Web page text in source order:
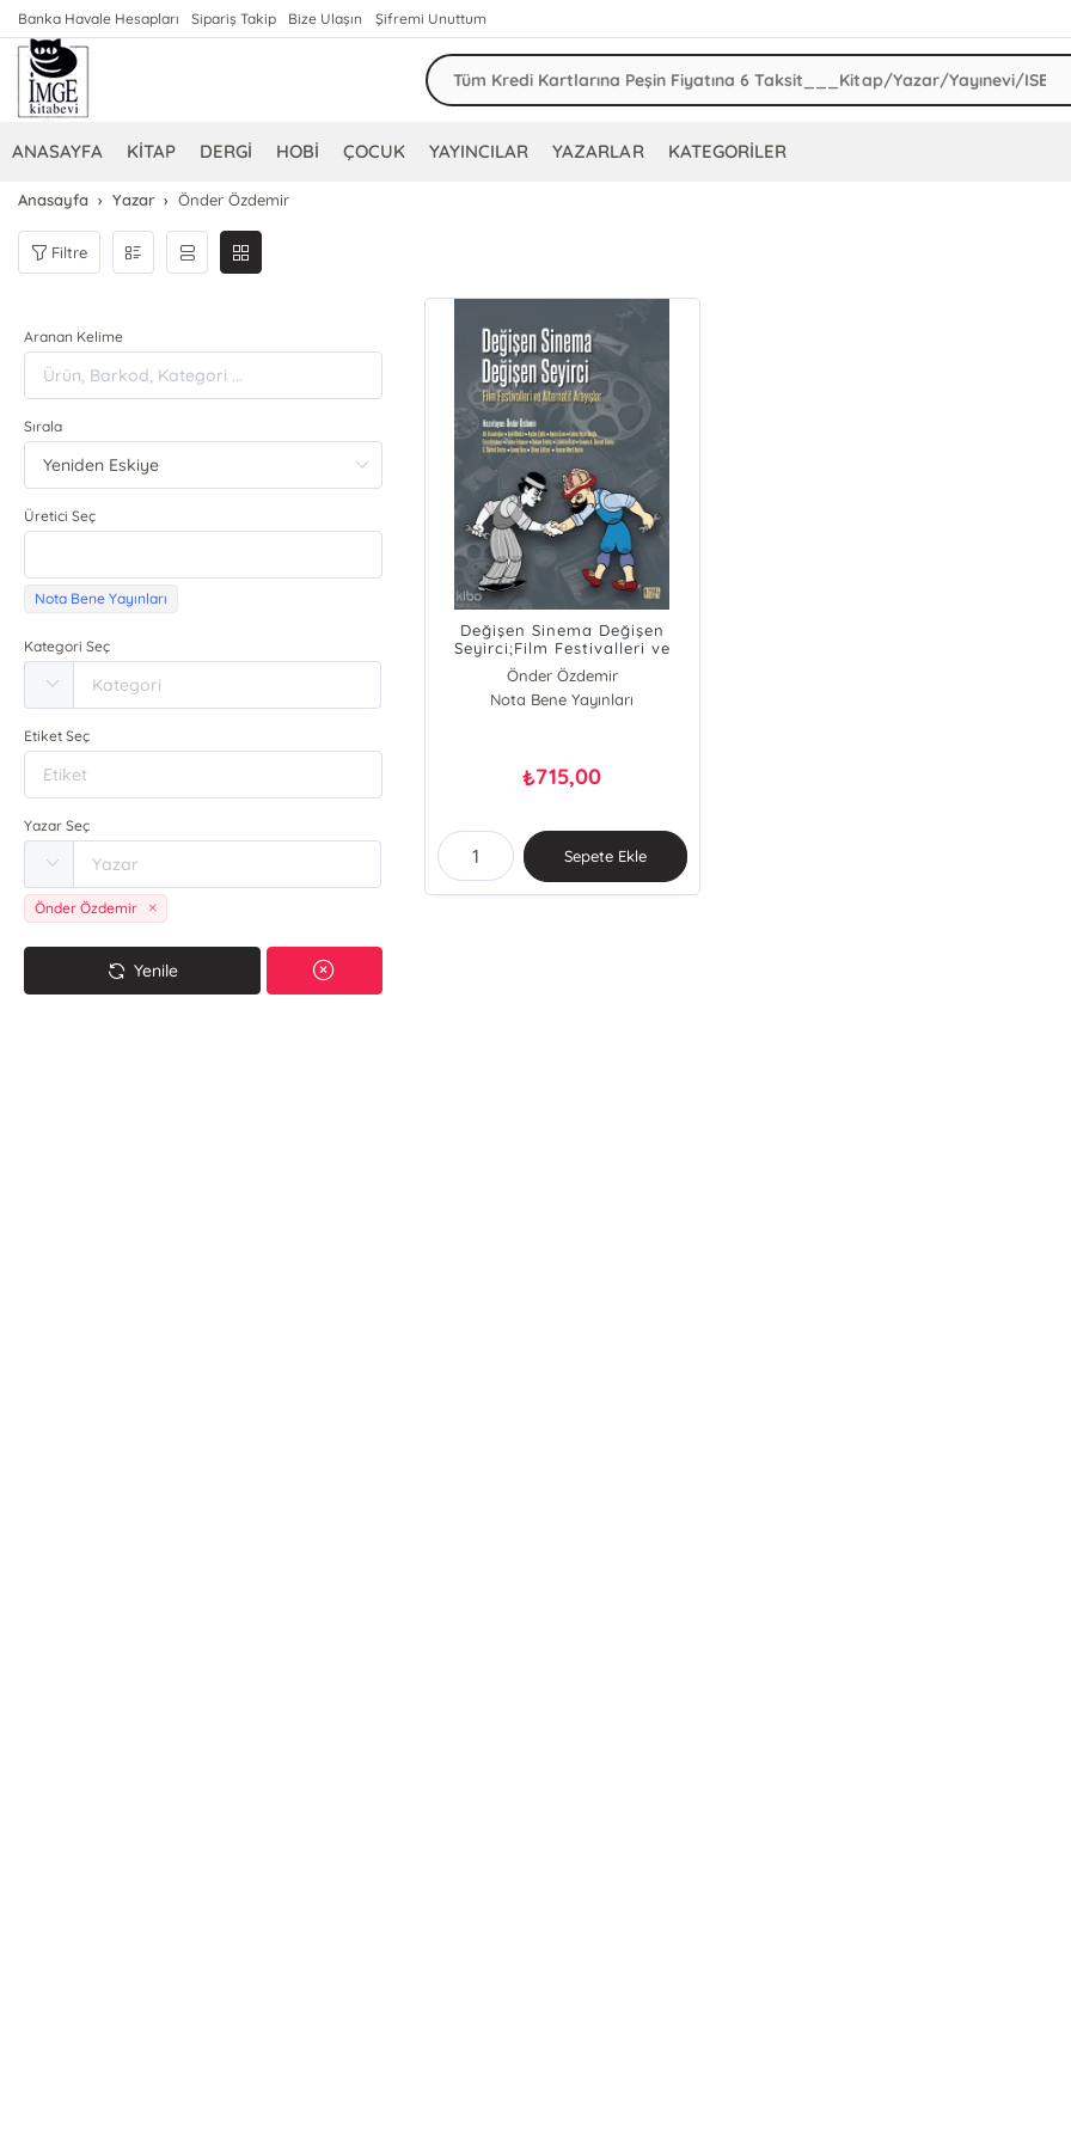
Banka Havale Hesapları Sipariş Takip Bize Ulaşın Şifremi Unuttum
ANASAYFA KİTAP DERGİ HOBİ ÇOCUK YAYINCILAR YAZARLAR KATEGORİLER
Anasayfa Yazar Önder Özdemir
Filtre
Aranan Kelime
Sırala
Üretici Seç
Nota Bene Yayınları
Kategori Seç
Etiket Seç
Yazar Seç
Önder Özdemir
Yenile
Değişen Sinema Değişen
Seyirci;Film Festivalleri ve
Alternatif Arayışlar
Önder Özdemir
Nota Bene Yayınları
₺715,00
Sepete Ekle